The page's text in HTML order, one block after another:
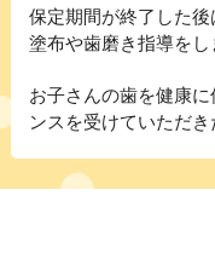
保定期間が終了した
塗布や歯磨き指導をし
お子さんの歯を健康
ンスを受けていただき